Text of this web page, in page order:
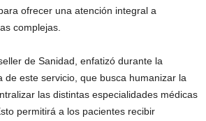
ofrecer una atención integral a
complejas.
de Sanidad, enfatizó durante la
de este servicio, que busca humanizar la
las distintas especialidades médicas
permitirá a los pacientes recibir